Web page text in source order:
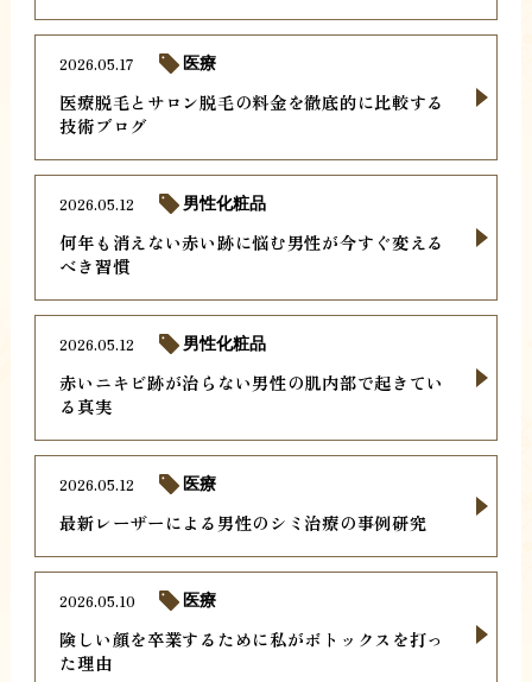
医療脱毛とサロン脱毛の料金を徹底的に比較する
技術ブログ
2026.05.17 医療
何年も消えない赤い跡に悩む男性が今すぐ変える
べき習慣
2026.05.12 男性化粧品
赤いニキビ跡が治らない男性の肌内部で起きてい
る真実
2026.05.12 男性化粧品
最新レーザーによる男性のシミ治療の事例研究
2026.05.12 医療
険しい顔を卒業するために私がボトックスを打っ
た理由
2026.05.10 医療